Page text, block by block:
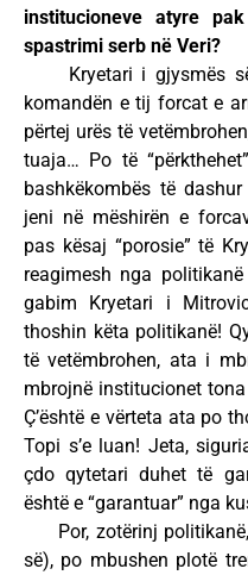
institucioneve atyre
spastrimi serb në Veri?
Kryetari i gjysmës së
komandën e tij forcat e
përtej urës të
tuaja… Po të
bashkëkombës të
jeni në mëshirën e
pas kësaj “porosie” të
reagimesh nga
gabim Kryetari i
thoshin këta politikanë!
të vetëmbrohen, ata i
mbrojnë institucionet
Ç’është e vërteta ata po
Topi s’e luan! Jeta,
çdo qytetari duhet të
është e “garantuar” nga
Por, zotërinj politikanë,
së), po mbushen plotë